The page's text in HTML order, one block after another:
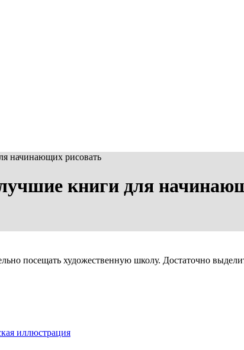
начинающих рисовать
книги для
посещать художественную школу. Достаточно
иллюстрация